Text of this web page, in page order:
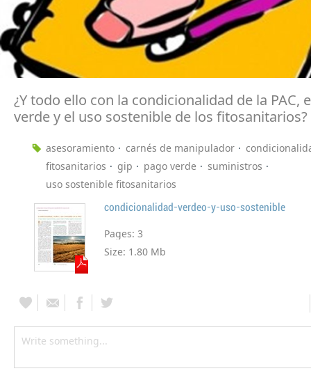
¿Y todo ello con la condicionalidad de la PAC,
verde y el uso sostenible de los fitosanitarios?
asesoramiento carnés de manipulador
fitosanitarios
gip pago verde
suministros
uso sostenible fitosanitarios
condicionalidad-verdeo-y-uso-sostenible
Pages: 3
Size: 1.80 Mb